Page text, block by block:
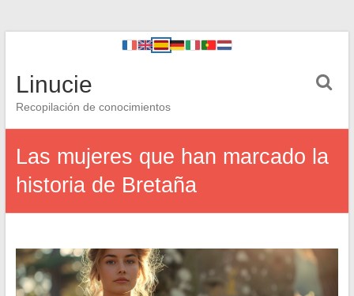
Linucie
Recopilación de conocimientos
Las mujeres que han marcado la
historia de Bretaña